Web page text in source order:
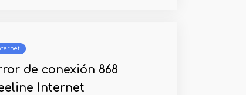
de conexión 868
Internet